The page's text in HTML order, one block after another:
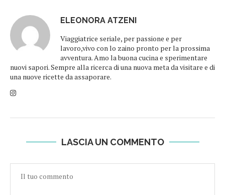
ELEONORA ATZENI
Viaggiatrice seriale, per passione e per
lavoro,vivo con lo zaino pronto per la prossima
avventura. Amo la buona cucina e sperimentare
nuovi sapori. Sempre alla ricerca di una nuova meta da visitare e di
una nuove ricette da assaporare.
LASCIA UN COMMENTO